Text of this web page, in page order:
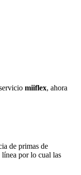
miiflex, ahora
de primas de
línea por lo cual las